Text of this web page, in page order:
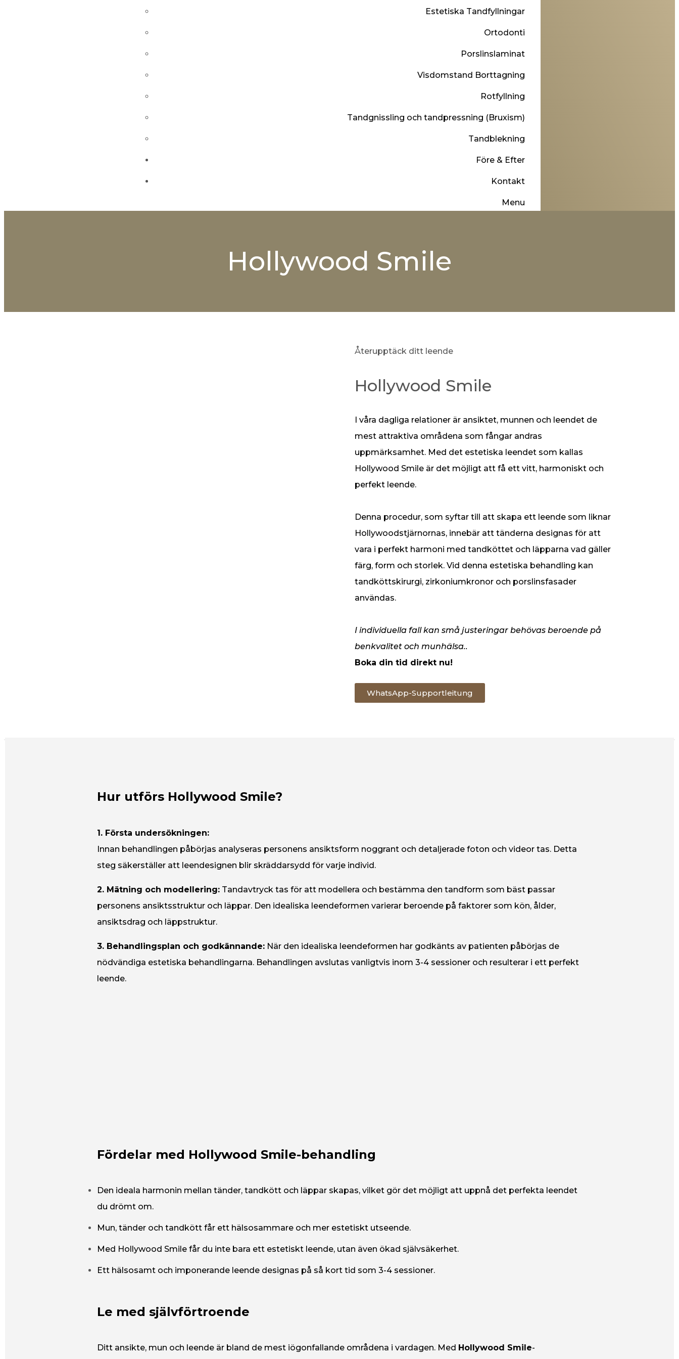
Estetiska Tandfyllningar
Ortodonti
Porslinslaminat
Visdomstand Borttagning
Rotfyllning
Tandgnissling och tandpressning (Bruxism)
Tandblekning
Före & Efter
Kontakt
Menu
Hollywood Smile
Återupptäck ditt leende
Hollywood Smile
I våra dagliga relationer är ansiktet, munnen och leendet de
mest attraktiva områdena som fångar andras
uppmärksamhet. Med det estetiska leendet som kallas
Hollywood Smile är det möjligt att få ett vitt, harmoniskt och
perfekt leende.
Denna procedur, som syftar till att skapa ett leende som liknar
Hollywoodstjärnornas, innebär att tänderna designas för att
vara i perfekt harmoni med tandköttet och läpparna vad gäller
färg, form och storlek. Vid denna estetiska behandling kan
tandköttskirurgi, zirkoniumkronor och porslinsfasader
användas.
I individuella fall kan små justeringar behövas beroende på
benkvalitet och munhälsa..
Boka din tid direkt nu!
WhatsApp-Supportleitung
Hur utförs Hollywood Smile?
1. Första undersökningen:
Innan behandlingen påbörjas analyseras personens ansiktsform noggrant och detaljerade foton och videor tas. Detta
steg säkerställer att leendesignen blir skräddarsydd för varje individ.
2. Mätning och modellering: Tandavtryck tas för att modellera och bestämma den tandform som bäst passar
personens ansiktsstruktur och läppar. Den idealiska leendeformen varierar beroende på faktorer som kön, ålder,
ansiktsdrag och läppstruktur.
3. Behandlingsplan och godkännande: När den idealiska leendeformen har godkänts av patienten påbörjas de
nödvändiga estetiska behandlingarna. Behandlingen avslutas vanligtvis inom 3-4 sessioner och resulterar i ett perfekt
leende.
Fördelar med Hollywood Smile-behandling
Den ideala harmonin mellan tänder, tandkött och läppar skapas, vilket gör det möjligt att uppnå det perfekta leendet
du drömt om.
Mun, tänder och tandkött får ett hälsosammare och mer estetiskt utseende.
Med Hollywood Smile får du inte bara ett estetiskt leende, utan även ökad självsäkerhet.
Ett hälsosamt och imponerande leende designas på så kort tid som 3-4 sessioner.
Le med självförtroende
Ditt ansikte, mun och leende är bland de mest iögonfallande områdena i vardagen. Med Hollywood Smile-